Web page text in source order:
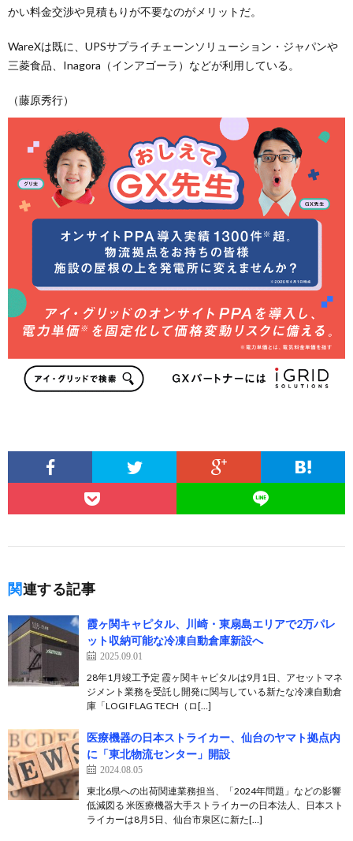
かい料金交渉や見積もりが不要なのがメリットだ。
WareXは既に、UPSサプライチェーンソリューション・ジャパンや
三菱食品、Inagora（インアゴーラ）などが利用している。
（藤原秀行）
関連する記事
霞ヶ関キャピタル、川崎・東扇島エリアで2万パレ
ット収納可能な冷凍自動倉庫新設へ
2025.09.01
28年1月竣工予定 霞ヶ関キャピタルは9月1日、アセットマネ
ジメント業務を受託し開発に関与している新たな冷凍自動倉
庫「LOGI FLAG TECH（ロ[…]
医療機器の日本ストライカー、仙台のヤマト拠点内
に「東北物流センター」開設
2024.08.05
東北6県への出荷関連業務担当、「2024年問題」などの影響
低減図る 米医療機器大手ストライカーの日本法人、日本スト
ライカーは8月5日、仙台市泉区に新た[…]